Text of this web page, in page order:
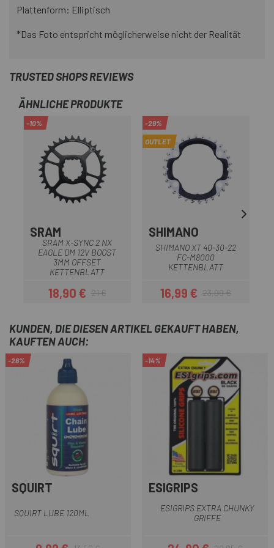
Plattenform: Elliptisch
*Das Foto entspricht möglicherweise nicht der Realität
TRUSTED SHOPS REVIEWS
ÄHNLICHE PRODUKTE
-10%
SRAM
SRAM X-SYNC 2 NX
EAGLE DM 12V BOOST
3MM OFFSET
KETTENBLATT
Preis
18,90 €Regulärer Preis
21 €
-29%
OUTLET
SHIMANO
SHIMANO XT 40-30-22
FC-M8000
KETTENBLATT
Preis
16,99 €Regulärer Preis
23,99 €
KUNDEN, DIE DIESEN ARTIKEL GEKAUFT HABEN,
KAUFTEN AUCH:
-26%
SQUIRT
SQUIRT LUBE 120ML
-14%
ESIGRIPS
ESIGRIPS EXTRA CHUNKY
GRIFFE